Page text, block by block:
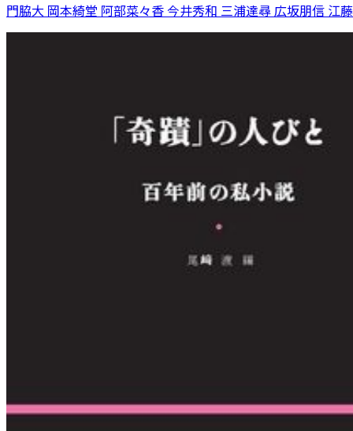
門脇大 岡本綺堂 阿部菜々香 今井秀和 三浦達尋 広坂朋信 江